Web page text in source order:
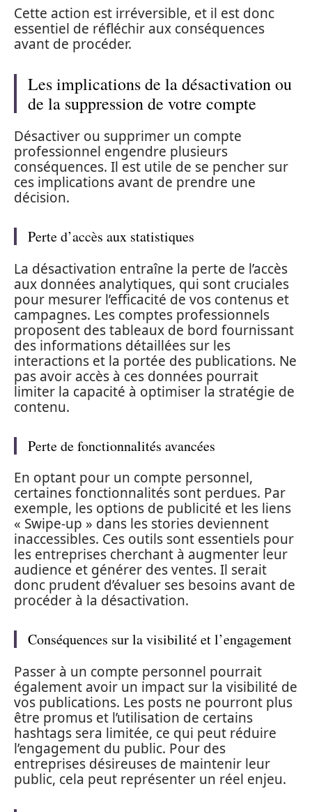
Cette action est irréversible, et il est donc
essentiel de réfléchir aux conséquences
avant de procéder.
Les implications de la désactivation ou
de la suppression de votre compte
Désactiver ou supprimer un compte
professionnel engendre plusieurs
conséquences. Il est utile de se pencher sur
ces implications avant de prendre une
décision.
Perte d’accès aux statistiques
La désactivation entraîne la perte de l’accès
aux données analytiques, qui sont cruciales
pour mesurer l’efficacité de vos contenus et
campagnes. Les comptes professionnels
proposent des tableaux de bord fournissant
des informations détaillées sur les
interactions et la portée des publications. Ne
pas avoir accès à ces données pourrait
limiter la capacité à optimiser la stratégie de
contenu.
Perte de fonctionnalités avancées
En optant pour un compte personnel,
certaines fonctionnalités sont perdues. Par
exemple, les options de publicité et les liens
« Swipe-up » dans les stories deviennent
inaccessibles. Ces outils sont essentiels pour
les entreprises cherchant à augmenter leur
audience et générer des ventes. Il serait
donc prudent d’évaluer ses besoins avant de
procéder à la désactivation.
Conséquences sur la visibilité et l’engagement
Passer à un compte personnel pourrait
également avoir un impact sur la visibilité de
vos publications. Les posts ne pourront plus
être promus et l’utilisation de certains
hashtags sera limitée, ce qui peut réduire
l’engagement du public. Pour des
entreprises désireuses de maintenir leur
public, cela peut représenter un réel enjeu.